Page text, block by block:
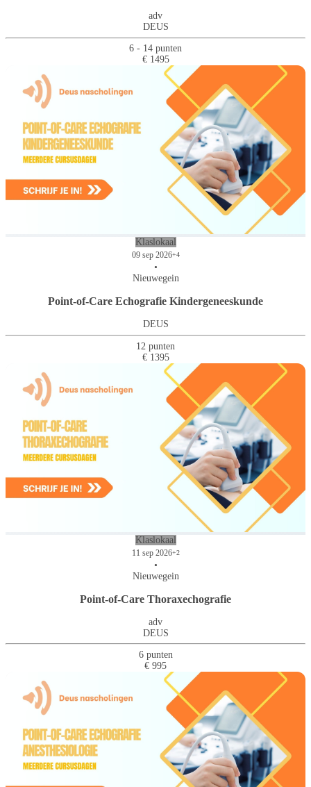
adv
DEUS
6 - 14 punten
€ 1495
Klaslokaal
09 sep 2026+4
•
Nieuwegein
Point-of-Care Echografie Kindergeneeskunde
DEUS
12 punten
€ 1395
Klaslokaal
11 sep 2026+2
•
Nieuwegein
Point-of-Care Thoraxechografie
adv
DEUS
6 punten
€ 995